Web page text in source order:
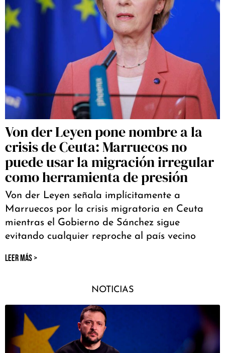
Von der Leyen pone nombre a la
crisis de Ceuta: Marruecos no
puede usar la migración irregular
como herramienta de presión
Von der Leyen señala implícitamente a
Marruecos por la crisis migratoria en Ceuta
mientras el Gobierno de Sánchez sigue
evitando cualquier reproche al país vecino
LEER MÁS >
NOTICIAS